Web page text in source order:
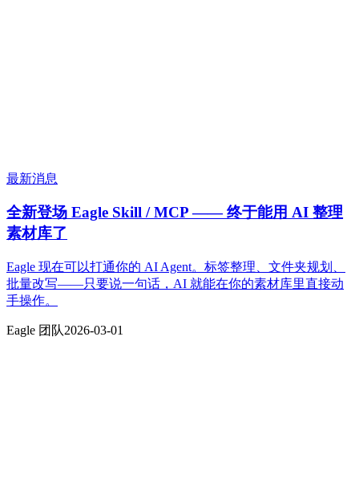
最新消息
全新登场 Eagle Skill / MCP —— 终于能用 AI 整理
素材库了
Eagle 现在可以打通你的 AI Agent。标签整理、文件夹规划、
批量改写——只要说一句话，AI 就能在你的素材库里直接动
手操作。
Eagle 团队2026-03-01